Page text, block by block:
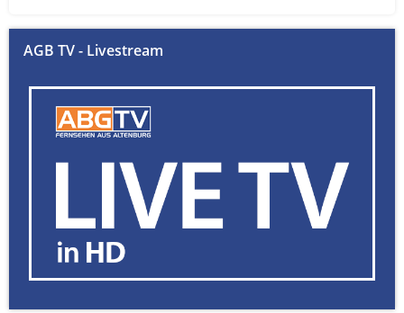
AGB TV - Livestream